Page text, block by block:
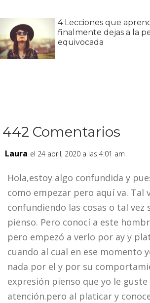
4 Lecciones que
finalmente dejas a la
equivocada
442 Comentarios
Laura el 24 abril, 2020 a las 4:01 am
Hola,estoy algo confundida y
como empezar pero aquí va. Tal
confundiendo las cosas o tal vez
pienso. Pero conocí a este
pero empezó a verlo por ay y
cuando al cual en ese momento
nada por el y por su
expresión pienso que yo le
atención.pero al platicar y